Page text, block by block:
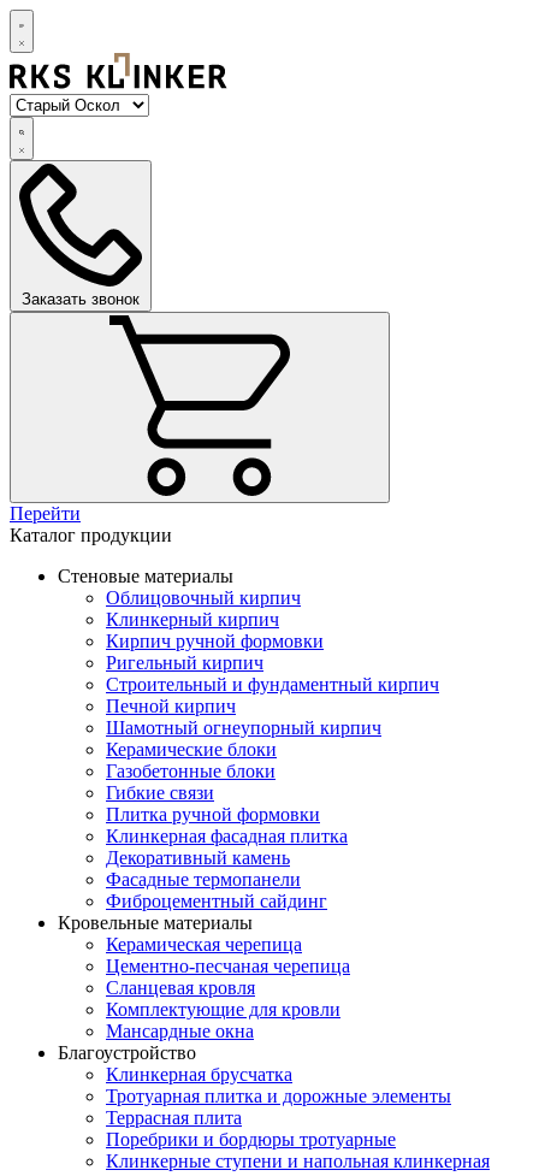
Заказать звонок
Перейти
Каталог продукции
Стеновые материалы
Облицовочный кирпич
Клинкерный кирпич
Кирпич ручной формовки
Ригельный кирпич
Строительный и фундаментный кирпич
Печной кирпич
Шамотный огнеупорный кирпич
Керамические блоки
Газобетонные блоки
Гибкие связи
Плитка ручной формовки
Клинкерная фасадная плитка
Декоративный камень
Фасадные термопанели
Фиброцементный сайдинг
Кровельные материалы
Керамическая черепица
Цементно-песчаная черепица
Сланцевая кровля
Комплектующие для кровли
Мансардные окна
Благоустройство
Клинкерная брусчатка
Тротуарная плитка и дорожные элементы
Террасная плита
Поребрики и бордюры тротуарные
Клинкерные ступени и напольная клинкерная